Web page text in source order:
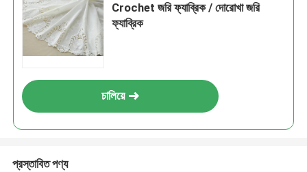
Crochet জরি ফ্যাব্রিক / দোরোখা জরি
ফ্যাব্রিক
চালিয়ে
প্রস্তাবিত পণ্য